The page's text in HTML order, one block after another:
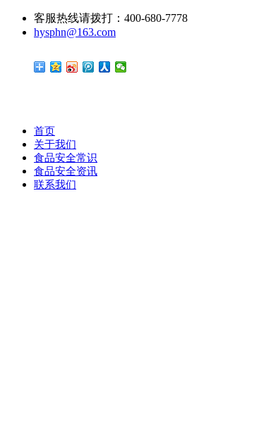
客服热线请拨打：400-680-7778
hysphn@163.com
首页
关于我们
食品安全常识
食品安全资讯
联系我们